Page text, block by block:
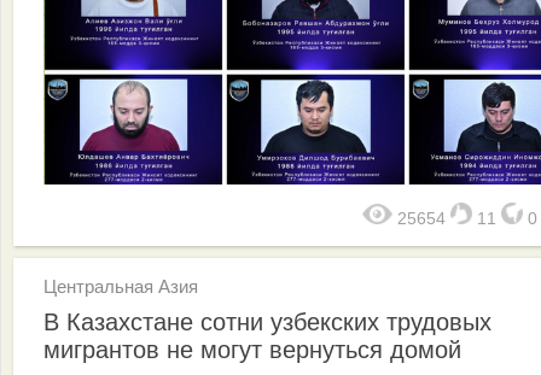
25654 11 0
Центральная Азия
В Казахстане сотни узбекских трудовых
мигрантов не могут вернуться домой